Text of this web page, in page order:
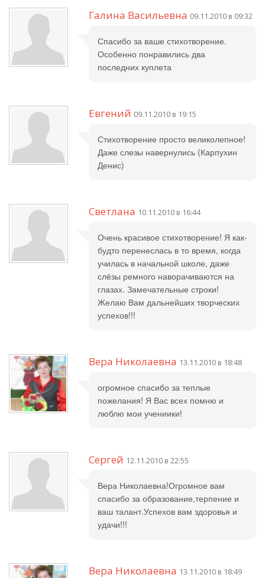
Галина Васильевна 09.11.2010 в 09:32
Спасибо за ваше стихотворение.
Особенно понравились два
последних куплета
Евгений 09.11.2010 в 19:15
Стихотворение просто великолепное!
Даже слезы навернулись (Карпухин
Денис)
Светлана 10.11.2010 в 16:44
Очень красивое стихотворение! Я как-
будто перенеслась в то время, когда
училась в начальной школе, даже
слёзы ремного наворачиваются на
глазах. Замечательные строки!
Желаю Вам дальнейших творческих
успехов!!!
Вера Николаевна 13.11.2010 в 18:48
огромное спасибо за теплые
пожелания! Я Вас всех помню и
люблю мои учениики!
Сергей 12.11.2010 в 22:55
Вера Николаевна!Огромное вам
спасибо за образование,терпение и
ваш талант.Успехов вам здоровья и
удачи!!!
Вера Николаевна 13.11.2010 в 18:49